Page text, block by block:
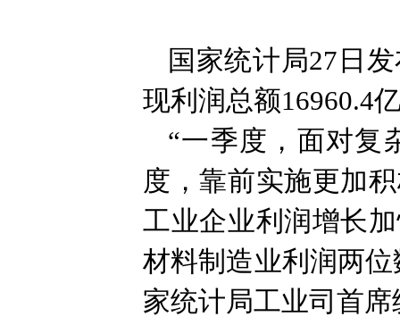
国家统计局27日
现利润总额16960.4
“一季度，面对复
度，靠前实施更加
工业企业利润增长
材料制造业利润两
家统计局工业司首